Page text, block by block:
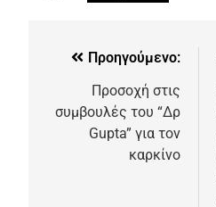
Προηγούμενο:
Προσοχή στις
συμβουλές του “Δρ
Gupta” για τον
καρκίνο